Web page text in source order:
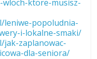
wloch-ktore-musisz-
leniwe-popoludnia-
i-lokalne-smaki/
zaplanowac-
dla-seniora/